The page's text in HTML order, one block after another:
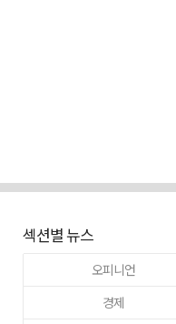
섹션별 뉴스
오피니언
경제